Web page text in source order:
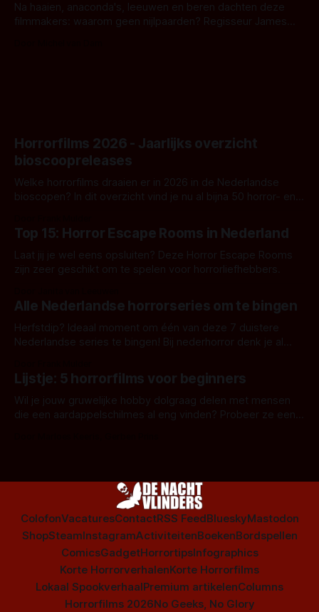
Na haaien, anaconda's, leeuwen en beren dachten deze
filmmakers: waarom geen nijlpaarden? Regisseur James
Horrorfilms 2026 - Jaarlijks overzicht
bioscoopreleases
Welke horrorfilms draaien er in 2026 in de Nederlandse
bioscopen? In dit overzicht vind je nu al bijna 50 horror- en
Top 15: Horror Escape Rooms in Nederland
Laat jij je wel eens opsluiten? Deze Horror Escape Rooms
zijn zeer geschikt om te spelen voor horrorliefhebbers.
Alle Nederlandse horrorseries om te bingen
Herfstdip? Ideaal moment om één van deze 7 duistere
Nederlandse series te bingen! Bij nederhorror denk je al
Amsterdamned of The Johnsons. Maar Nederlandse horror
is niet beperkt tot films. Hier een aantal Nederlandse tv-
series uit het duistere of horrorgenre. Als
Lijstje: 5 horrorfilms voor beginners
Wil je jouw gruwelijke hobby dolgraag delen met mensen
die een aardappelschilmes al eng vinden? Probeer ze eens
ColofonVacaturesContactRSS FeedBlueskyMastodon
ShopSteamInstagramActiviteitenBoekenBordspellen
ComicsGadgetHorrortipsInfographics
Korte HorrorverhalenKorte Horrorfilms
Lokaal SpookverhaalPremium artikelenColumns
Horrorfilms 2026No Geeks, No Glory